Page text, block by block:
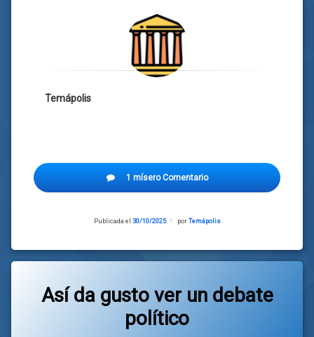
Temápolis
1 mísero Comentario
Publicada el 30/10/2025
Actualizado
porTemápolis
Así da gusto ver un debate
político